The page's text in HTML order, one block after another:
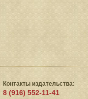
Контакты издательства:
8 (916) 552-11-41